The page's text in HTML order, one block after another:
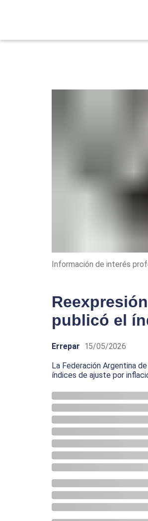
Información de interés
publicó el
Errepar 15/05/2026
La Federación Argentina
índices de ajuste por